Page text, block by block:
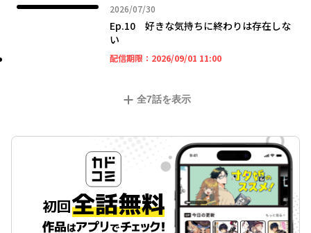
2026/07/30
2026年07月30日
Ep.10 好きな気持ちに終わりは存在しな
い
配信期限： 2026/09/01 11:002026年09月01日 11時
全7話を表示